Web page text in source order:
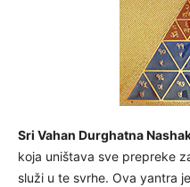
Sri Vahan Durghatna
koja uništava sve prepreke
služi u te svrhe. Ova yantra